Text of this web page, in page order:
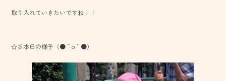
取り入れていきたいですね！！
☆彡本日の様子（●＾o＾●）